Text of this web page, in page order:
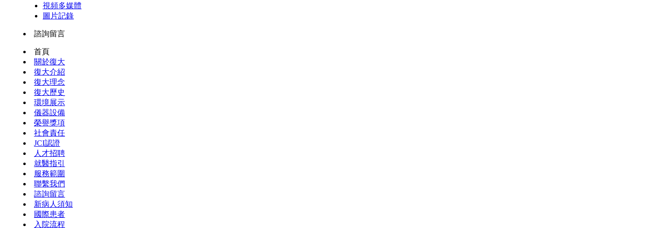
視頻多媒體
圖片記錄
諮詢留言
首頁
關於復大
復大介紹
復大理念
復大歷史
環境展示
儀器設備
榮譽獎項
社會責任
JCI認證
人才招聘
就醫指引
服務範圍
聯繫我們
諮詢留言
新病人須知
國際患者
入院流程